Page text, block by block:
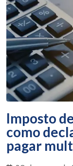
Imposto
como
pagar